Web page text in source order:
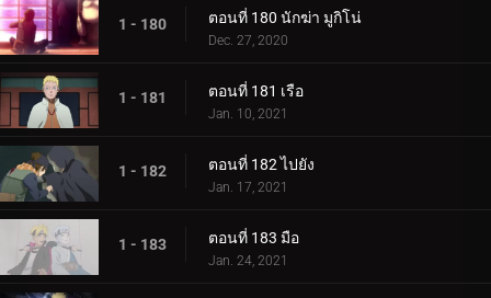
1 - 180 ตอนที่ 180 นักฆ่า มูกิโน่
Dec. 27, 2020
1 - 181 ตอนที่ 181 เรือ
Jan. 10, 2021
1 - 182 ตอนที่ 182 ไปยัง
Jan. 17, 2021
1 - 183 ตอนที่ 183 มือ
Jan. 24, 2021